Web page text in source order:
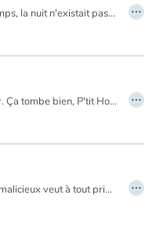
Il y a de cela très longtemps, la nuit n'existait pas. Le ciel était un immense tableau jaune d'où le jour ne s'effaçait jamais... Il arrivait bien parfois que des nuages, la pluie ou la neige viennent nuancer la lumière, mais cela ne suffisait pas à rendre l'existence moins monotone, lassante... Un jour, Naîm décide de prendre son courage à deux mains ainsi qu'une échelle et ses pinceaux, et de s'attaquer à ce ciel invariablement jaune… …
Crayon rêve de dessiner. Ça tombe bien, P'tit Homme rêve d'être vu ! Alors Crayon crayonne et voilà que P'tit Homme apparaît sur le papier. Une histoire haute en couleur est née ! …
Dans Chapillon, un chat malicieux veut à tout prix attraper un joli papillon... …